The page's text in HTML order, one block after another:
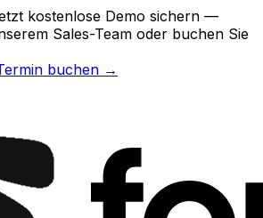
kostenlose Demo sichern —
Sales-Team oder buchen Sie
buchen →